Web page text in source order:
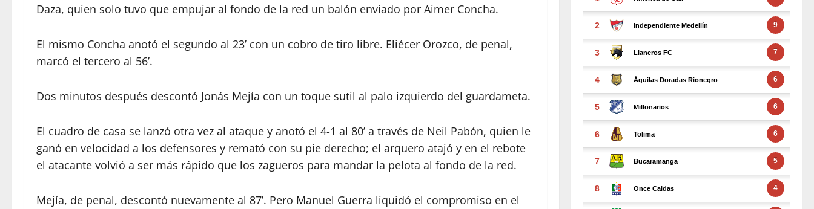
Daza, quien solo tuvo que empujar al fondo de la red un balón enviado por Aimer Concha.
El mismo Concha anotó el segundo al 23’ con un cobro de tiro libre. Eliécer Orozco, de penal,
marcó el tercero al 56’.
Dos minutos después descontó Jonás Mejía con un toque sutil al palo izquierdo del guardameta.
El cuadro de casa se lanzó otra vez al ataque y anotó el 4-1 al 80’ a través de Neil Pabón, quien le
ganó en velocidad a los defensores y remató con su pie derecho; el arquero atajó y en el rebote
el atacante volvió a ser más rápido que los zagueros para mandar la pelota al fondo de la red.
Mejía, de penal, descontó nuevamente al 87’. Pero Manuel Guerra liquidó el compromiso en el